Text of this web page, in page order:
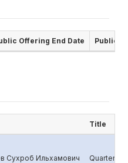
Offering End Date Public
Title
Сухроб Ильхамович Quarterly